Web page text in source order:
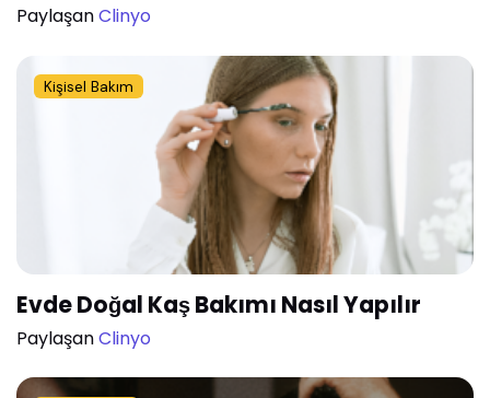
PaylaşanClinyo
Kişisel Bakım
Evde Doğal Kaş Bakımı Nasıl Yapılır
PaylaşanClinyo